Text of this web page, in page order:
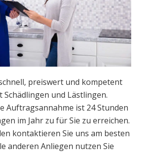
preiswert und kompetent
Schädlingen und Lästlingen.
zu für Sie zu erreichen.
Sie uns am besten
anderen Anliegen nutzen Sie